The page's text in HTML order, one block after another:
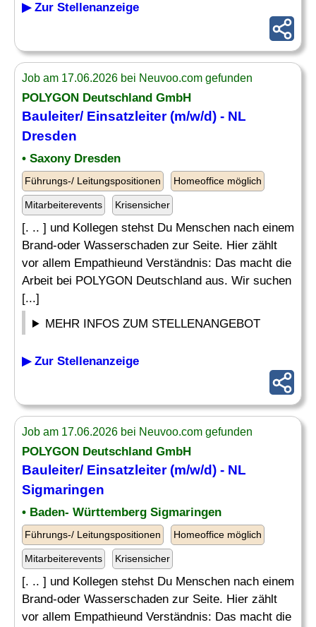
▶ Zur Stellenanzeige
Job am 17.06.2026 bei Neuvoo.com gefunden
POLYGON Deutschland GmbH
Bauleiter/ Einsatzleiter(m/w/d) - NL
Dresden
• Saxony Dresden
Führungs-/ Leitungspositionen Homeoffice möglich
Mitarbeiterevents Krisensicher
[. .. ] und Kollegen stehst Du Menschen nach einem
Brand-oder Wasserschaden zur Seite. Hier zählt
vor allem Empathieund Verständnis: Das macht die
Arbeit bei POLYGON Deutschland aus. Wir suchen
[...]
MEHR INFOS ZUM STELLENANGEBOT
▶ Zur Stellenanzeige
Job am 17.06.2026 bei Neuvoo.com gefunden
POLYGON Deutschland GmbH
Bauleiter/ Einsatzleiter(m/w/d) - NL
Sigmaringen
• Baden- Württemberg Sigmaringen
Führungs-/ Leitungspositionen Homeoffice möglich
Mitarbeiterevents Krisensicher
[. .. ] und Kollegen stehst Du Menschen nach einem
Brand-oder Wasserschaden zur Seite. Hier zählt
vor allem Empathieund Verständnis: Das macht die